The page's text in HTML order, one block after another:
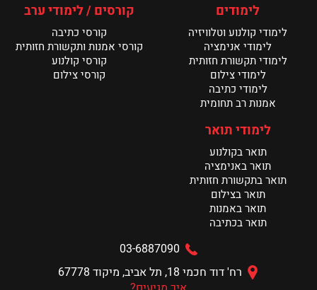
בוגרות מחלקת כתיבה במנשר משתפות
קרא עוד >
חדשות מחלקת הכתיבה
קרא עוד >
לימודים
לימודי קולנוע וטלוויזיה
לימודי אנימציה
לימודי תקשורת חזותית
לימודי צילום
לימודי כתיבה
אמנות רב תחומית
קורסים / לימודי ערב
קורסי כתיבה
קורסי אמנות ותקשורת חזותית
קורסי קולנוע
קורסי צילום
לימודי תואר
תואר בקולנוע
תואר באנימציה
תואר בתקשורת חזותית
תואר בצילום
תואר באמנות
תואר בכתיבה
03-6887090
רח' דוד חכמי 18, תל אביב, מיקוד 67778